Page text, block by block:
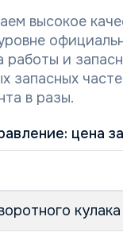
высокое
работы и
запасных
в разы.
цена
кулака